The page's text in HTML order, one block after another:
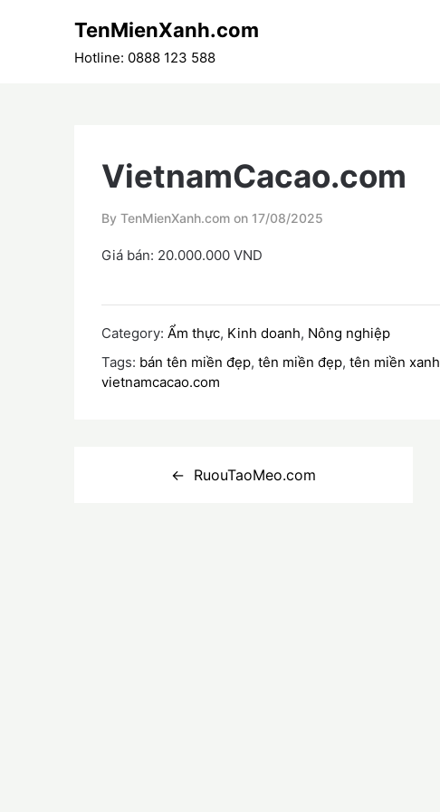
TenMienXanh.com
Hotline: 0888 123 588
VietnamCacao.com
By TenMienXanh.com on 17/08/2025
Giá bán: 20.000.000 VND
Category: Ẩm thực, Kinh doanh, Nông nghiệp
Tags: bán tên miền đẹp, tên miền đẹp, tên miền xanh
vietnamcacao.com
RuouTaoMeo.com